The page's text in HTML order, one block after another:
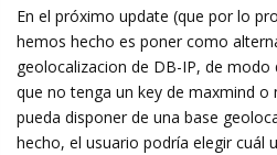
En el próximo update (que por lo
hemos hecho es poner como
geolocalizacion de DB-IP, de modo
que no tenga un key de maxmind
pueda disponer de una base
hecho, el usuario podría elegir cuál